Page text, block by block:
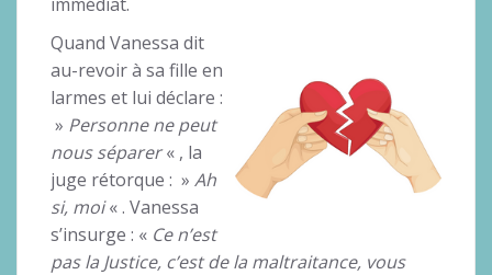
Quand Vanessa dit
au-revoir à sa fille en
larmes et lui déclare :
» Personne ne peut
nous séparer« , la
juge rétorque : » Ah
si, moi« . Vanessa
s’insurge : « Ce n’est
pas la Justice, c’est de la maltraitance, vous